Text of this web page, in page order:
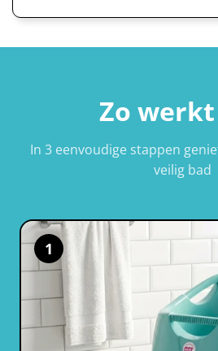
Zo
In 3 eenvoudige stappen
veilig bad
1